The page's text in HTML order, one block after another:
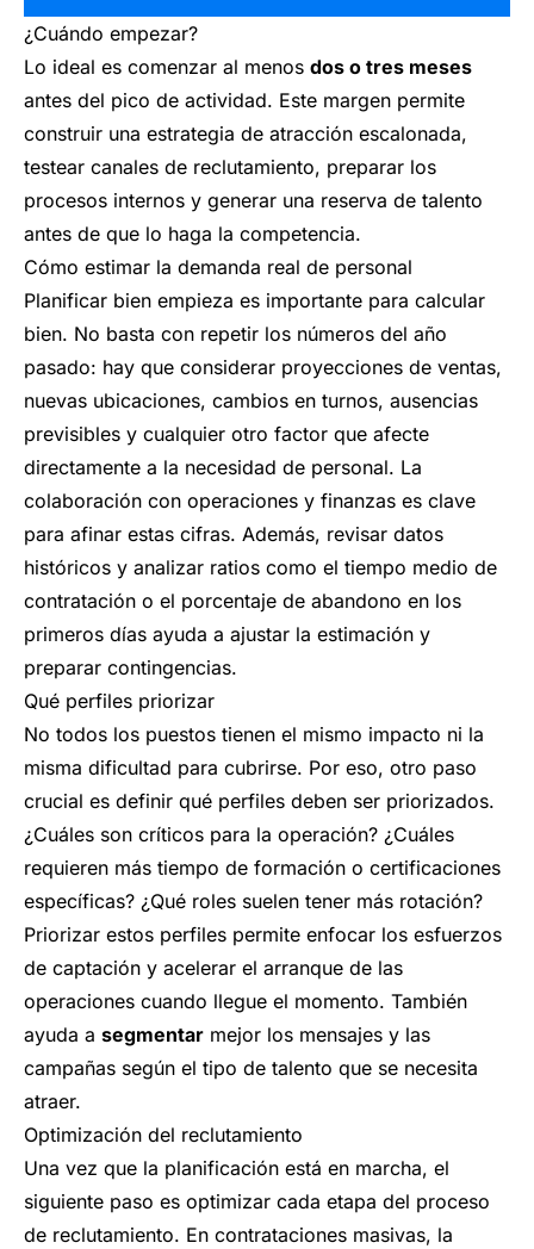
¿Cuándo empezar?
Lo ideal es comenzar al menos dos o tres meses
antes del pico de actividad. Este margen permite
construir una estrategia de atracción escalonada,
testear canales de reclutamiento, preparar los
procesos internos y generar una reserva de talento
antes de que lo haga la competencia.
Cómo estimar la demanda real de personal
Planificar bien empieza es importante para calcular
bien. No basta con repetir los números del año
pasado: hay que considerar proyecciones de ventas,
nuevas ubicaciones, cambios en turnos, ausencias
previsibles y cualquier otro factor que afecte
directamente a la necesidad de personal. La
colaboración con operaciones y finanzas es clave
para afinar estas cifras. Además, revisar datos
históricos y analizar ratios como el tiempo medio de
contratación o el porcentaje de abandono en los
primeros días ayuda a ajustar la estimación y
preparar contingencias.
Qué perfiles priorizar
No todos los puestos tienen el mismo impacto ni la
misma dificultad para cubrirse. Por eso, otro paso
crucial es definir qué perfiles deben ser priorizados.
¿Cuáles son críticos para la operación? ¿Cuáles
requieren más tiempo de formación o certificaciones
específicas? ¿Qué roles suelen tener más rotación?
Priorizar estos perfiles permite enfocar los esfuerzos
de captación y acelerar el arranque de las
operaciones cuando llegue el momento. También
ayuda a segmentar mejor los mensajes y las
campañas según el tipo de talento que se necesita
atraer.
Optimización del reclutamiento
Una vez que la planificación está en marcha, el
siguiente paso es optimizar cada etapa del proceso
de reclutamiento. En contrataciones masivas, la